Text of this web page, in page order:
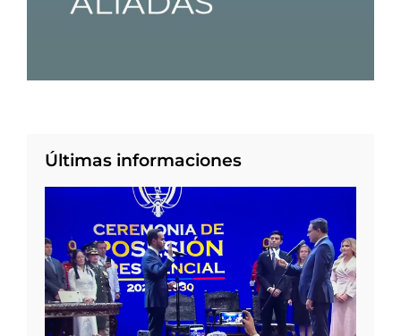
Últimas informaciones